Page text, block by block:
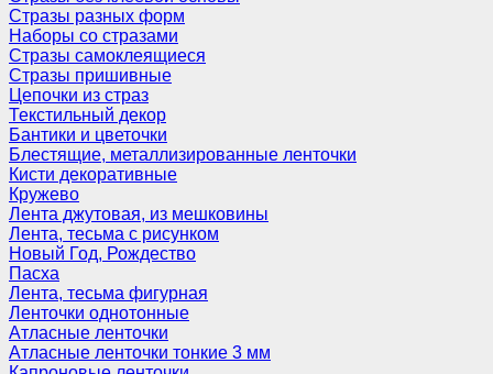
Стразы разных форм
Наборы со стразами
Стразы самоклеящиеся
Стразы пришивные
Цепочки из страз
Текстильный декор
Бантики и цветочки
Блестящие, металлизированные ленточки
Кисти декоративные
Кружево
Лента джутовая, из мешковины
Лента, тесьма с рисунком
Новый Год, Рождество
Пасха
Лента, тесьма фигурная
Ленточки однотонные
Атласные ленточки
Атласные ленточки тонкие 3 мм